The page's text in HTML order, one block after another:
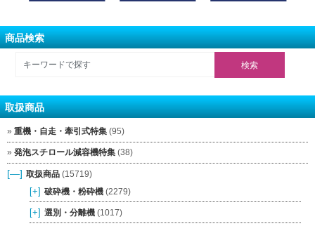
商品検索
取扱商品
重機・自走・牽引式特集 (95)
発泡スチロール減容機特集 (38)
[—] 取扱商品 (15719)
[+] 破砕機・粉砕機 (2279)
[+] 選別・分離機 (1017)